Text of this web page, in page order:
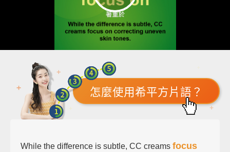
怎麼使用希平方片語？
While the difference is subtle, CC creams focus